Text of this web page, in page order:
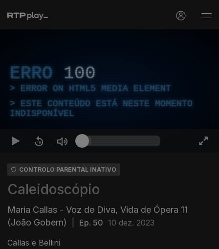
ERRO 100
ERROR ON HTML5 MEDIA ELEMENT
ESTE CONTEÚDO ESTÁ NESTE MOMENTO
INDISPONÍVEL
CONTROLO PARENTAL INATIVO
Caleidoscópio
Maria Callas - Voz de Diva, Vida de Ópera 11
(João Gobern)
Ep. 50 10 dez. 2023
Callas e Bellini